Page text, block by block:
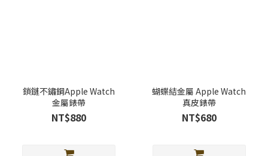
鎖鏈不鏽鋼Apple Watch
金屬錶帶
NT$880
蝴蝶結金屬 Apple Watch
真皮錶帶
NT$680